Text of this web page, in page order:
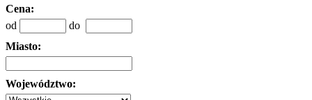
Cena:
od
do
Miasto:
Województwo: